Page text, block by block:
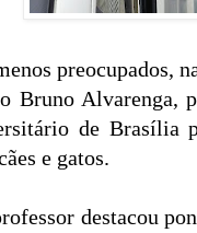
preocupados,
Bruno Alvarenga,
de Brasília
e gatos.
destacou